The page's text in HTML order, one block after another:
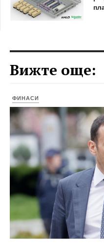
Вижте още:
ФИНАСИ